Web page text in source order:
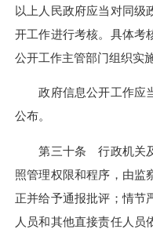
以上人民政府应当对同级
开工作进行考核。具体考
公开工作主管部门组织实施
政府信息公开工作应当
公布。
第三十条 行政机关及
照管理权限和程序，由监
正并给予通报批评；情节
人员和其他直接责任人员